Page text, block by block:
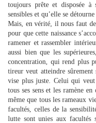
toujours prête et disposée à
sensibles et qu’elle se
Mais, en vérité, il nous faut
pour que cette naissance
ramener et rassembler
aussi bien que les
concentration, qui rend plus
tireur veut atteindre
vise plus juste. Celui qui
tous ses sens et les ramène
même que tous les rameaux
facultés, celles de la
lutte sont unies aux facultés